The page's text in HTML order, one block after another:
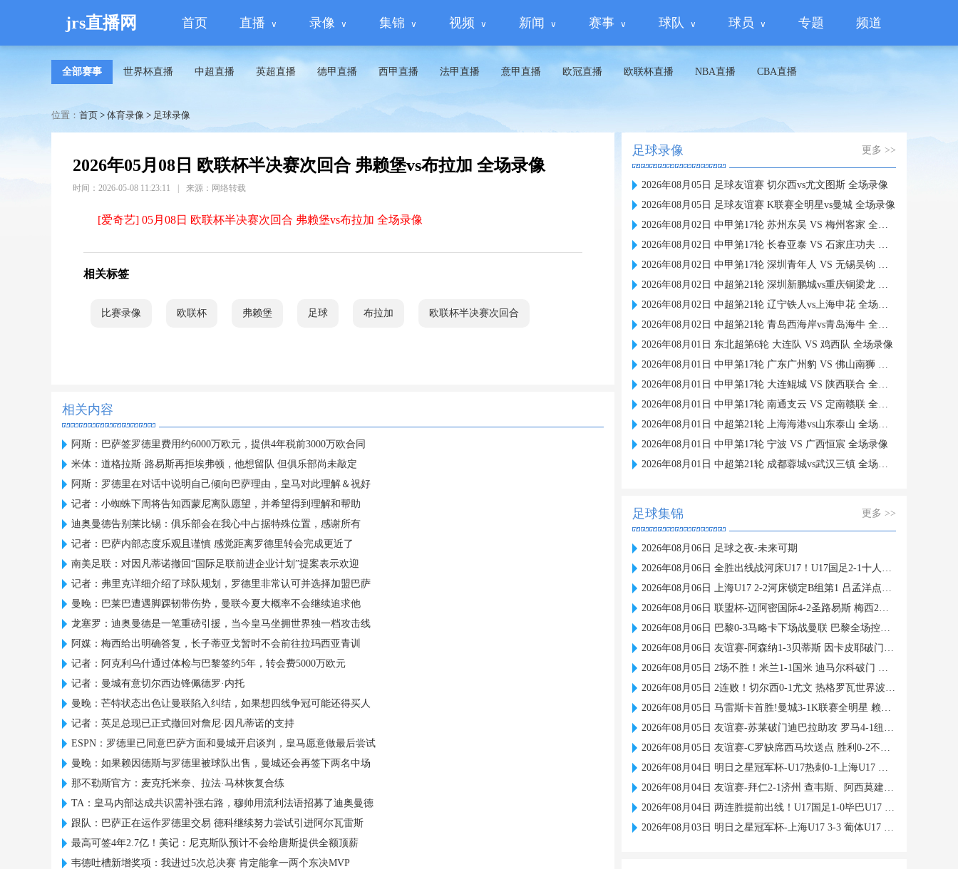
jrs直播网 首页 直播 录像 集锦 视频 新闻 赛事 球队 球员 专题 频道
全部赛事 世界杯直播 中超直播 英超直播 德甲直播 西甲直播 法甲直播 意甲直播 欧冠直播 欧联杯直播 NBA直播 CBA直播
位置： 首页 > 体育录像 > 足球录像
2026年05月08日 欧联杯半决赛次回合 弗赖堡vs布拉加 全场录像
时间：2026-05-08 11:23:11 来源：网络转载
[爱奇艺] 05月08日 欧联杯半决赛次回合 弗赖堡vs布拉加 全场录像
相关标签
比赛录像 欧联杯 弗赖堡 足球 布拉加 欧联杯半决赛次回合
相关内容
阿斯：巴萨签罗德里费用约6000万欧元，提供4年税前3000万欧合同
米体：道格拉斯·路易斯再拒埃弗顿，他想留队 但俱乐部尚未敲定
阿斯：罗德里在对话中说明自己倾向巴萨理由，皇马对此理解＆祝好
记者：小蜘蛛下周将告知西蒙尼离队愿望，并希望得到理解和帮助
迪奥曼德告别莱比锡：俱乐部会在我心中占据特殊位置，感谢所有
记者：巴萨内部态度乐观且谨慎 感觉距离罗德里转会完成更近了
南美足联：对因凡蒂诺撤回“国际足联前进企业计划”提案表示欢迎
记者：弗里克详细介绍了球队规划，罗德里非常认可并选择加盟巴萨
曼晚：巴莱巴遭遇脚踝韧带伤势，曼联今夏大概率不会继续追求他
龙塞罗：迪奥曼德是一笔重磅引援，当今皇马坐拥世界独一档攻击线
阿媒：梅西给出明确答复，长子蒂亚戈暂时不会前往拉玛西亚青训
记者：阿克利乌什通过体检与巴黎签约5年，转会费5000万欧元
记者：曼城有意切尔西边锋佩德罗·内托
曼晚：芒特状态出色让曼联陷入纠结，如果想四线争冠可能还得买人
记者：英足总现已正式撤回对詹尼·因凡蒂诺的支持
ESPN：罗德里已同意巴萨方面和曼城开启谈判，皇马愿意做最后尝试
曼晚：如果赖因德斯与罗德里被球队出售，曼城还会再签下两名中场
那不勒斯官方：麦克托米奈、拉法·马林恢复合练
TA：皇马内部达成共识需补强右路，穆帅用流利法语招募了迪奥曼德
跟队：巴萨正在运作罗德里交易 德科继续努力尝试引进阿尔瓦雷斯
最高可签4年2.7亿！美记：尼克斯队预计不会给唐斯提供全额顶薪
韦德吐槽新增奖项：我进过5次总决赛 肯定能拿一两个东决MVP
足球录像 更多 >>
2026年08月05日 足球友谊赛 切尔西vs尤文图斯 全场录像
2026年08月05日 足球友谊赛 K联赛全明星vs曼城 全场录像
2026年08月02日 中甲第17轮 苏州东吴 VS 梅州客家 全场录像
2026年08月02日 中甲第17轮 长春亚泰 VS 石家庄功夫 全场录像
2026年08月02日 中甲第17轮 深圳青年人 VS 无锡吴钩 全场录像
2026年08月02日 中超第21轮 深圳新鹏城vs重庆铜梁龙 全场录像
2026年08月02日 中超第21轮 辽宁铁人vs上海申花 全场录像
2026年08月02日 中超第21轮 青岛西海岸vs青岛海牛 全场录像
2026年08月01日 东北超第6轮 大连队 VS 鸡西队 全场录像
2026年08月01日 中甲第17轮 广东广州豹 VS 佛山南狮 全场录像
2026年08月01日 中甲第17轮 大连鲲城 VS 陕西联合 全场录像
2026年08月01日 中甲第17轮 南通支云 VS 定南赣联 全场录像
2026年08月01日 中超第21轮 上海海港vs山东泰山 全场录像
2026年08月01日 中甲第17轮 宁波 VS 广西恒宸 全场录像
2026年08月01日 中超第21轮 成都蓉城vs武汉三镇 全场录像
足球集锦 更多 >>
2026年08月06日 足球之夜-未来可期
2026年08月06日 全胜出线战河床U17！U17国足2-1十人药厂U17 赵松源登场1分钟传射
2026年08月06日 上海U17 2-2河床锁定B组第1 吕孟洋点射阿布力米破门 将战A组第2
2026年08月06日 联盟杯-迈阿密国际4-2圣路易斯 梅西2射1传 阿伦助攻戴帽
2026年08月06日 巴黎0-3马略卡下场战曼联 巴黎全场控球近6成+8射3正未果
2026年08月06日 友谊赛-阿森纳1-3贝蒂斯 因卡皮耶破门难救主 福纳尔斯1射2传
2026年08月05日 2场不胜！米兰1-1国米 迪马尔科破门 恩昆库造点+点射拉莫斯登场
2026年08月05日 2连败！切尔西0-1尤文 热格罗瓦世界波制胜穆德里克时隔614天复出
2026年08月05日 马雷斯卡首胜!曼城3-1K联赛全明星 赖因德斯努里破门塞梅尼奥助攻
2026年08月05日 友谊赛-苏莱破门迪巴拉助攻 罗马4-1纽波特郡
2026年08月05日 友谊赛-C罗缺席西马坎送点 胜利0-2不敌阿尔梅里亚
2026年08月04日 明日之星冠军杯-U17热刺0-1上海U17 李文博制胜球
2026年08月04日 友谊赛-拜仁2-1济州 查韦斯、阿西莫建功马特乌斯彩虹过人送助攻
2026年08月04日 两连胜提前出线！U17国足1-0毕巴U17 程晟涵连场破门赵松源中楣
2026年08月03日 明日之星冠军杯-上海U17 3-3 葡体U17 梁锦鸿梅开二度